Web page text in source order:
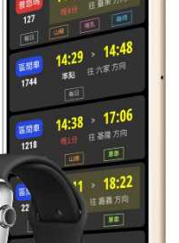
往 彰化 每日
往 新竹
往 彰化 每日
往 沙鹿 每日